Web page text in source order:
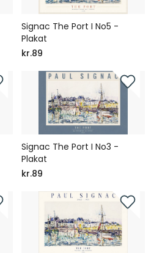
Signac The Port I No5 -
Plakat
kr.89
Signac The Port I No3 -
Plakat
kr.89